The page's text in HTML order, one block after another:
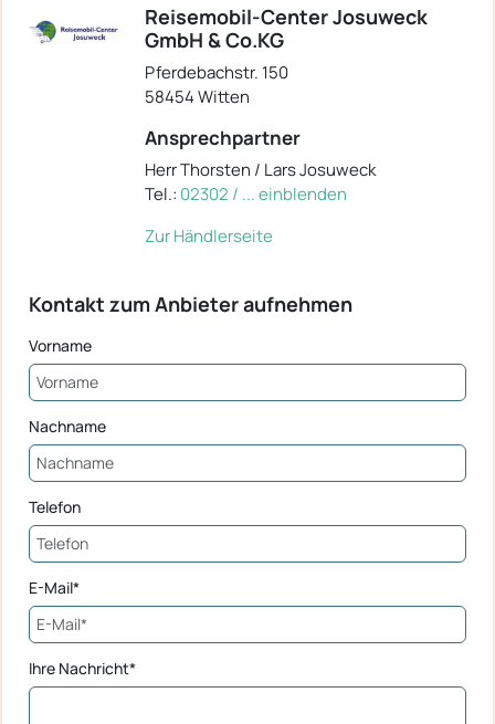
Reisemobil-Center Josuweck
GmbH & Co.KG
Pferdebachstr. 150
58454 Witten
Ansprechpartner
Herr Thorsten / Lars Josuweck
Tel.: 02302 / ... einblenden
Zur Händlerseite
Kontakt zum Anbieter aufnehmen
Vorname
Nachname
Telefon
E-Mail*
Ihre Nachricht*